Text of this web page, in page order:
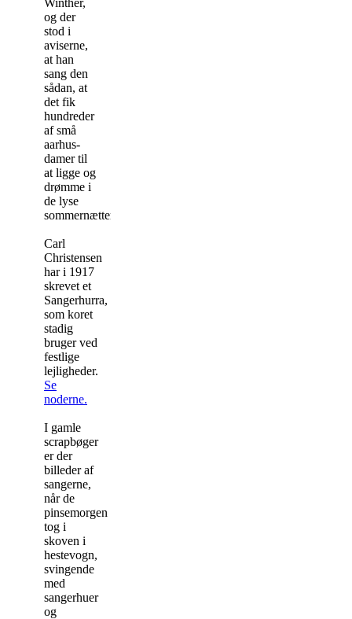
og der
stod i
aviserne,
at han
sang den
sådan, at
det fik
hundreder
af små
aarhus-
damer til
at ligge og
drømme i
de lyse
sommernætter.
Carl
Christensen
har i 1917
skrevet et
Sangerhurra,
som koret
stadig
bruger ved
festlige
lejligheder.
Se
noderne.
I gamle
scrapbøger
er der
billeder af
sangerne,
når de
pinsemorgen
tog i
skoven i
hestevogn,
svingende
med
sangerhuer
og